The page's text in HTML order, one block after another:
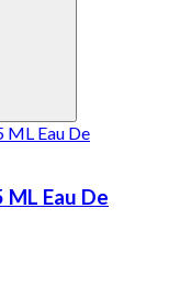
Eau De